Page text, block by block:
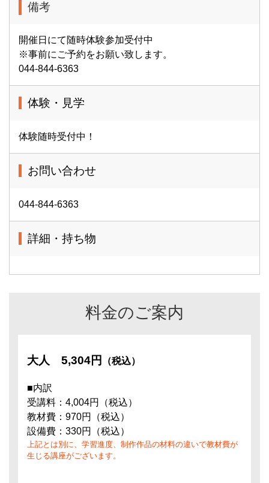
備考
開催日にて随時体験参加受付中
※事前にご予約をお願い致します。
044-844-6363
体験・見学
体験随時受付中！
お問い合わせ
044-844-6363
詳細・持ち物
料金のご案内
大人 5,304円 （税込）
■内訳
受講料：4,004円（税込）
教材費：970円（税込）
設備費：330円（税込）
上記とは別に、学習進度、制作作品の材料の違いで教材費が
生じる講座がございます。